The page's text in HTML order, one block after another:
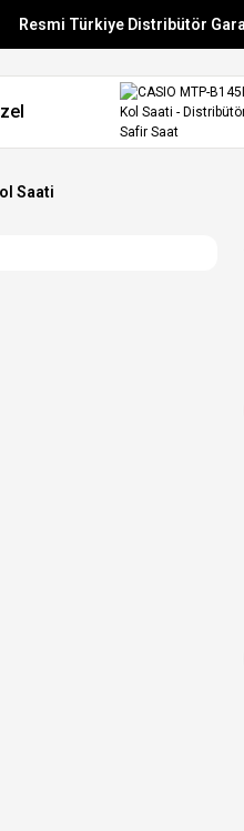
Resmi Türkiye Distribütör
Vade
Aynı Gün
Saati